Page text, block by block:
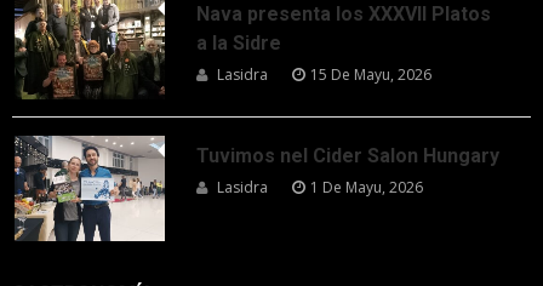
Nava presenta los XXXVII Platos
a la Sidre
Lasidra 15 De Mayu, 2026
Tuvimos nel Cider Salon Hungary
Lasidra 1 De Mayu, 2026